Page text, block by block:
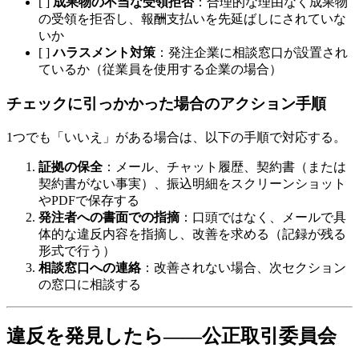
の受領を拒否し、報酬支払いを先延ばしにされていな
いか
[ ]ハラスメント対策 ：発注企業に相談窓口が設置され
ているか（従業員を使用する企業の場合）
チェックに引っかかった場合のアクション手順
1つでも「いいえ」がある場合は、以下の手順で対応する。
証拠の保全 ：メール、チャット履歴、契約書（または
契約書がない事実）、振込明細をスクリーンショット
やPDFで保存する
発注者への書面での指摘：口頭ではなく、メールで具
体的な違反内容を指摘し、改善を求める（記録が残る
形式で行う）
相談窓口への連絡：改善されない場合、次セクション
の窓口に相談する
違反を発見したら――公正取引委員会